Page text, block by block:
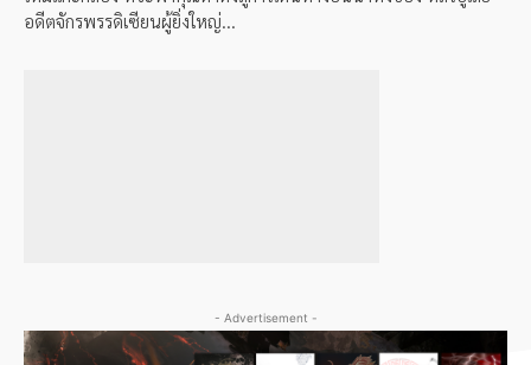
อดีตจักรพรรดิเซียนผู้ยิ่งใหญ่...
- Advertisement -